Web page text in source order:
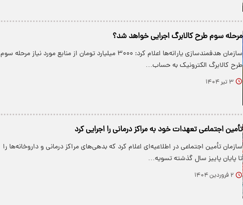
مرحله سوم طرح کالابرگ اجرایی خواهد شد؟
سازمان هدفمندسازی یارانه‌ها اعلام کرد: ۳۰۰۰ میلیارد تومان از منابع مورد نیاز مرحله سوم
طرح کالابرگ الکترونیک به حساب…
۳ تیر ۱۴۰۴
تأمین اجتماعی تعهدات خود به مراکز درمانی را اجرایی کرد
سازمان تأمین اجتماعی در اطلاعیه‌ای اعلام کرد که بدهی‌های مراکز درمانی و داروخانه‌ها را
تا پایان پاییز سال گذشته تسویه…
۲ فروردین ۱۴۰۴